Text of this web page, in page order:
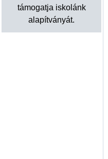
támogatja iskolánk
alapítványát.